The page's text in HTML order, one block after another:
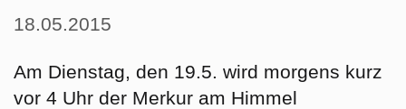
18.05.2015
Am Dienstag, den 19.5. wird morgens kurz
vor 4 Uhr der Merkur am Himmel